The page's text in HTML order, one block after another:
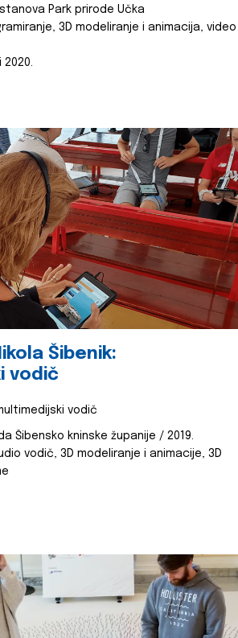
Park prirode Učka
3D modeliranje i animacija, video
Šibenik:
vodič
vodič
Šibensko kninske županije / 2019.
vodič, 3D modeliranje i animacije, 3D